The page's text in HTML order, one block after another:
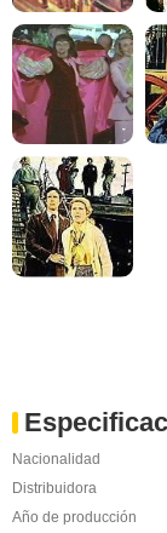
Nacionalidad
Distribuidora
Año de producción